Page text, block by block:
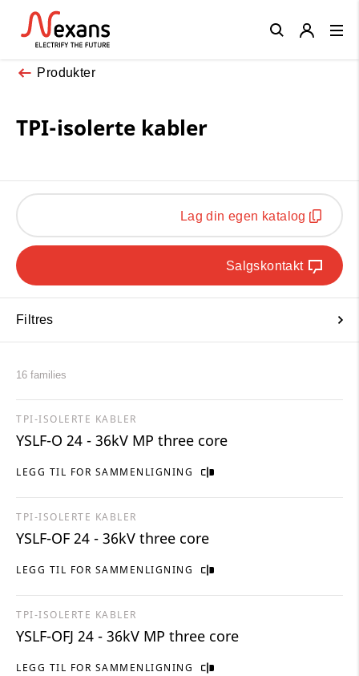
Produkter
TPI-isolerte kabler
Lag din egen katalog
Salgskontakt
Filtres
16 families
LEGG TIL FOR SAMMENLIGNING
TPI-ISOLERTE KABLER
YSLF-O 24 - 36kV MP three core
LEGG TIL FOR SAMMENLIGNING
TPI-ISOLERTE KABLER
YSLF-OF 24 - 36kV three core
LEGG TIL FOR SAMMENLIGNING
TPI-ISOLERTE KABLER
YSLF-OFJ 24 - 36kV MP three core
Close